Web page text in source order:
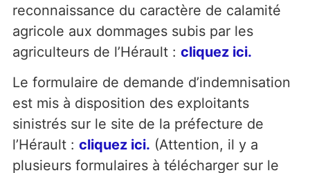
reconnaissance du caractère de calamité
agricole aux dommages subis par les
agriculteurs de l’Hérault : cliquez ici.
Le formulaire de demande d’indemnisation
est mis à disposition des exploitants
sinistrés sur le site de la préfecture de
l’Hérault : cliquez ici. (Attention, il y a
plusieurs formulaires à télécharger sur le